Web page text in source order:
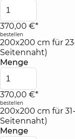
370,00 €*
bestellen
200x200 cm für
Seitennaht)
Menge
370,00 €*
bestellen
200x200 cm für
Seitennaht)
Menge